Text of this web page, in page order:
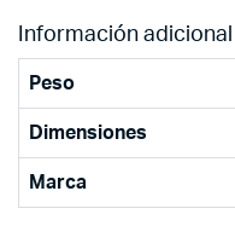
Información adicional
Peso
Dimensiones
Marca